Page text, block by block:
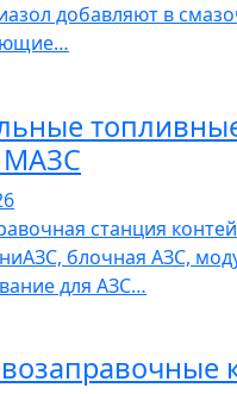
добавляют в
МАЗС
станция
блочная АЗС,
для АЗС…